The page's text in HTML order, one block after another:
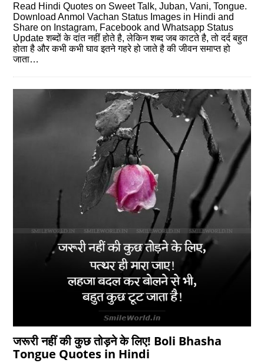
Read Hindi Quotes on Sweet Talk, Juban, Vani, Tongue.
Download Anmol Vachan Status Images in Hindi and
Share on Instagram, Facebook and Whatsapp Status
Update शब्दों के दांत नहीं होते है, लेकिन शब्द जब काटते है, तो दर्द बहुत
होता है और कभी कभी घाव इतने गहरे हो जाते है की जीवन समाप्त हो
जाता…
जरूरी नहीं की कुछ तोड़ने के लिए! Boli Bhasha
Tongue Quotes in Hindi